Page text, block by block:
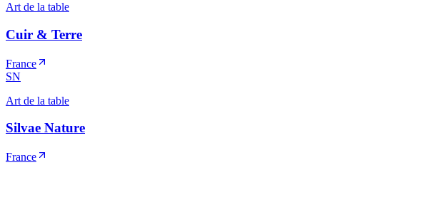
Art de la table
Cuir & Terre
France
SN
Art de la table
Silvae Nature
France